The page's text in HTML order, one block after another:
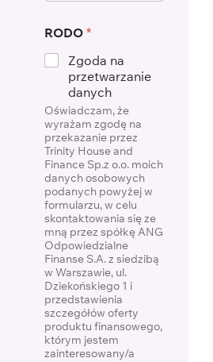
RODO *
Zgoda na
przetwarzanie
danych
Oświadczam, że
wyrażam zgodę na
przekazanie przez
Trinity House and
Finance Sp.z o.o. moich
danych osobowych
podanych powyżej w
formularzu, w celu
skontaktowania się ze
mną przez spółkę ANG
Odpowiedzialne
Finanse S.A. z siedzibą
w Warszawie, ul.
Dziekońskiego 1 i
przedstawienia
szczegółów oferty
produktu finansowego,
którym jestem
zainteresowany/a